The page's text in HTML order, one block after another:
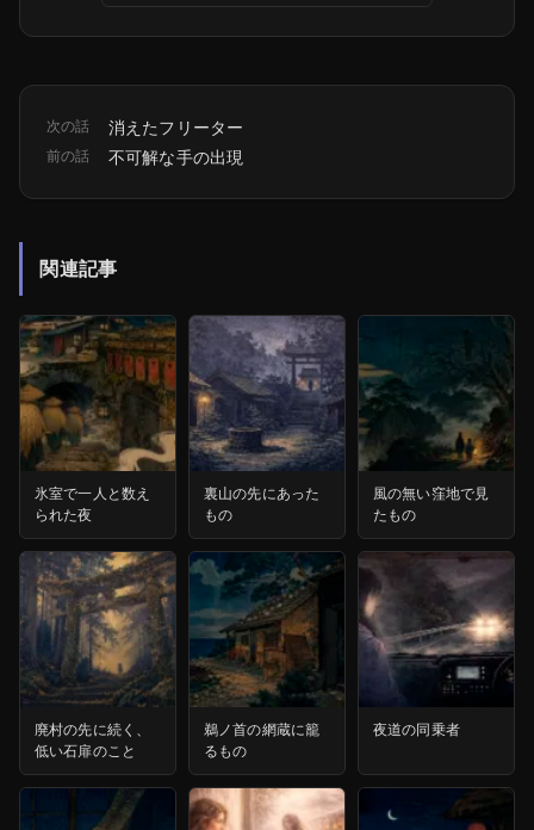
次の話 消えたフリーター
前の話 不可解な手の出現
関連記事
氷室で一人と数え
られた夜
裏山の先にあった
もの
風の無い窪地で見
たもの
廃村の先に続く、
低い石扉のこと
鵜ノ首の網蔵に籠
るもの
夜道の同乗者